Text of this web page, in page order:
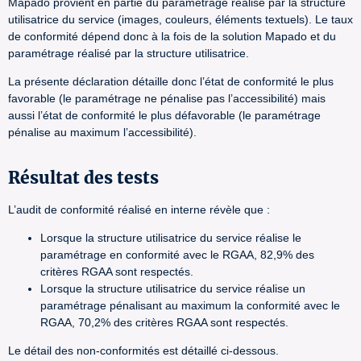
utilisatrice du service (images, couleurs, éléments textuels). Le taux
de conformité dépend donc à la fois de la solution Mapado et du
paramétrage réalisé par la structure utilisatrice.
La présente déclaration détaille donc l’état de conformité le plus
favorable (le paramétrage ne pénalise pas l’accessibilité) mais
aussi l’état de conformité le plus défavorable (le paramétrage
pénalise au maximum l’accessibilité).
Résultat des tests
L’audit de conformité réalisé en interne révèle que :
Lorsque la structure utilisatrice du service réalise le
paramétrage en conformité avec le RGAA, 82,9% des
critères RGAA sont respectés.
Lorsque la structure utilisatrice du service réalise un
paramétrage pénalisant au maximum la conformité avec le
RGAA, 70,2% des critères RGAA sont respectés.
Le détail des non-conformités est détaillé ci-dessous.